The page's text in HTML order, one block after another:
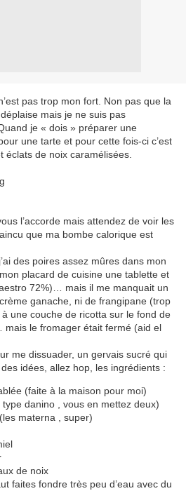
pas trop mon fort. Non pas que la
mais je ne suis pas
je « dois » préparer une
une tarte et pour cette fois-ci c’est
éclats de noix caramélisées.
l’accorde mais attendez de voir les
que ma bombe calorique est
des poires assez mûres dans mon
placard de cuisine une tablette et
72%)… mais il me manquait un
ganache, ni de frangipane (trop
une couche de ricotta sur le fond de
le fromager était fermé (aid el
me dissuader, un gervais sucré qui
idées, allez hop, les ingrédients :
(faite à la maison pour moi)
danino , vous en mettez deux)
materna , super)
de noix
faites fondre très peu d’eau avec du